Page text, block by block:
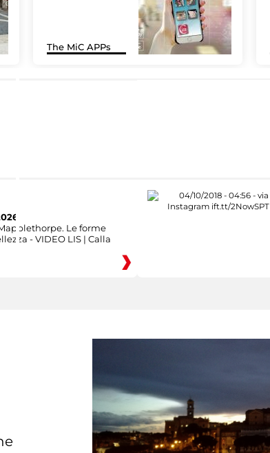
The MiC APPs
Le forme
- VIDEO LIS | Calla